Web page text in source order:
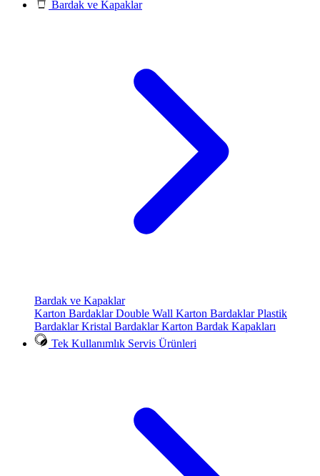
Bardak ve Kapaklar
Bardak ve Kapaklar
Karton BardaklarDouble Wall Karton BardaklarPlastik
BardaklarKristal BardaklarKarton Bardak Kapakları
Tek Kullanımlık Servis Ürünleri